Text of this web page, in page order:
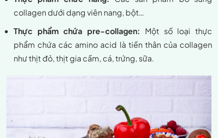
collagen dưới dạng viên nang, bột…
Thực phẩm chứa pre-collagen: Một số loại thực
phẩm chứa các amino acid là tiền thân của collagen
như thịt đỏ, thịt gia cầm, cá, trứng, sữa.